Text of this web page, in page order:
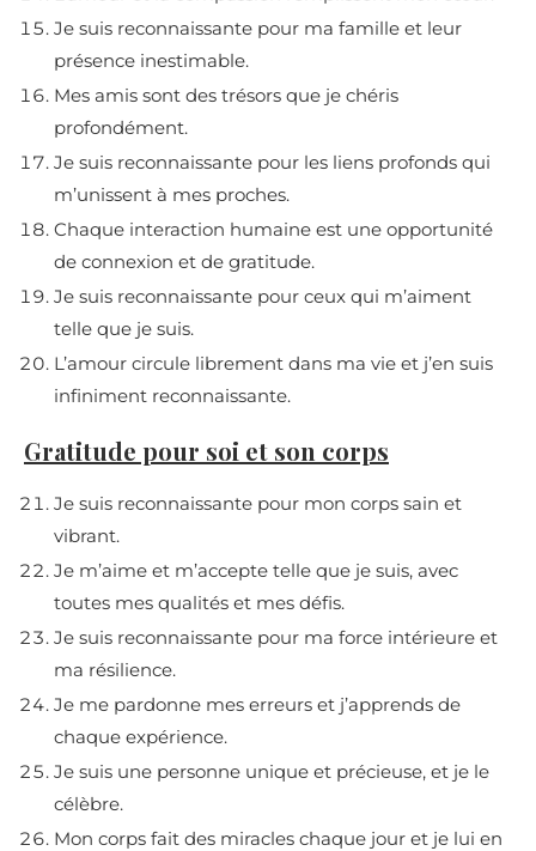
Je suis reconnaissante pour ma famille et leur
présence inestimable.
Mes amis sont des trésors que je chéris
profondément.
Je suis reconnaissante pour les liens profonds qui
m’unissent à mes proches.
Chaque interaction humaine est une opportunité
de connexion et de gratitude.
Je suis reconnaissante pour ceux qui m’aiment
telle que je suis.
L’amour circule librement dans ma vie et j’en suis
infiniment reconnaissante.
Gratitude pour soi et son corps
Je suis reconnaissante pour mon corps sain et
vibrant.
Je m’aime et m’accepte telle que je suis, avec
toutes mes qualités et mes défis.
Je suis reconnaissante pour ma force intérieure et
ma résilience.
Je me pardonne mes erreurs et j’apprends de
chaque expérience.
Je suis une personne unique et précieuse, et je le
célèbre.
Mon corps fait des miracles chaque jour et je lui en